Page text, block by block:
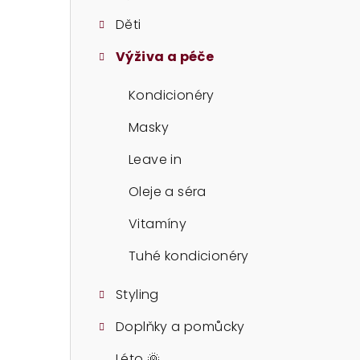
Děti
Výživa a péče
Kondicionéry
Masky
Leave in
Oleje a séra
Vitamíny
Tuhé kondicionéry
Styling
Doplňky a pomůcky